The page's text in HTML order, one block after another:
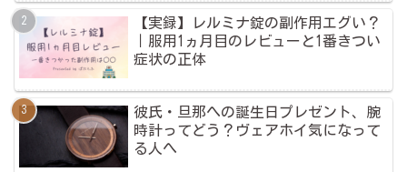
【実録】レルミナ錠の副作用エグい？
｜服用1ヵ月目のレビューと1番きつい
症状の正体
彼氏・旦那への誕生日プレゼント、腕
時計ってどう？ヴェアホイ気になって
る人へ